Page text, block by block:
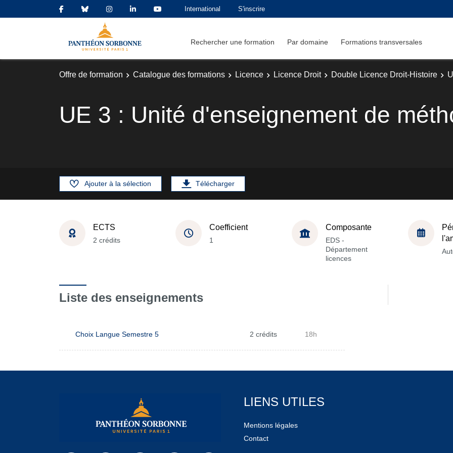
International S'inscrire
Rechercher une formation Par domaine Formations transversales
Offre de formation Catalogue des formations Licence Licence Droit Double Licence Droit-Histoire
UE 3 : Unité d'enseignement de
Ajouter à la sélection Télécharger
ECTS
2 crédits
Coefficient
1
Composante
EDS -
Département
licences
Liste des enseignements
Choix Langue Semestre 5 2 crédits 18h
LIENS UTILES
Mentions légales
Contact